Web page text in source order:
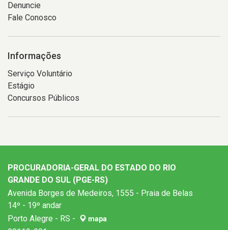
Denuncie
Fale Conosco
Informações
Serviço Voluntário
Estágio
Concursos Públicos
PROCURADORIA-GERAL DO ESTADO DO RIO
GRANDE DO SUL (PGE-RS)
Avenida Borges de Medeiros, 1555 - Praia de Belas
14º - 19º andar
Porto Alegre - RS -
mapa